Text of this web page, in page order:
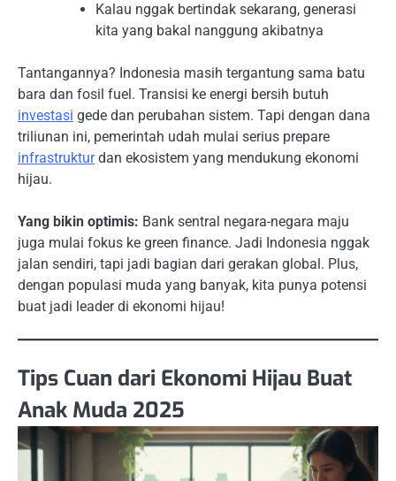
Kalau nggak bertindak sekarang, generasi
kita yang bakal nanggung akibatnya
Tantangannya? Indonesia masih tergantung sama batu
bara dan fosil fuel. Transisi ke energi bersih butuh
investasi gede dan perubahan sistem. Tapi dengan dana
triliunan ini, pemerintah udah mulai serius prepare
infrastrukturdan ekosistem yang mendukung ekonomi
hijau.
Yang bikin optimis: Bank sentral negara-negara maju
juga mulai fokus ke green finance. Jadi Indonesia nggak
jalan sendiri, tapi jadi bagian dari gerakan global. Plus,
dengan populasi muda yang banyak, kita punya potensi
buat jadi leader di ekonomi hijau!
Tips Cuan dari Ekonomi Hijau Buat
Anak Muda 2025